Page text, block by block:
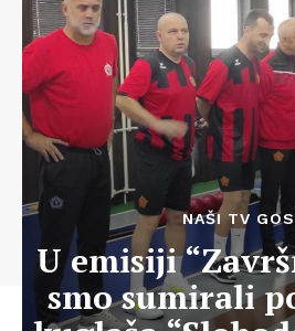
NAŠI TV
U emisiji
smo sumirali